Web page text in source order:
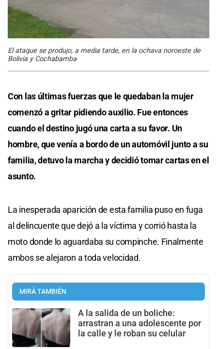
El ataque se produjo, a media tarde, en la ochava noroeste de
Bolivia y Cochabamba
Con las últimas fuerzas que le quedaban la mujer
comenzó a gritar pidiendo auxilio. Fue entonces
cuando el destino jugó una carta a su favor. Un
hombre, que venía a bordo de un automóvil junto a su
familia, detuvo la marcha y decidió tomar cartas en el
asunto.
La inesperada aparición de esta familia puso en fuga
al delincuente que dejó a la víctima y corrió hasta la
moto donde lo aguardaba su compinche. Finalmente
ambos se alejaron a toda velocidad.
MIRÁ TAMBIÉN
A la salida de un boliche:
arrastran a una adolescente por
la calle y le roban su celular